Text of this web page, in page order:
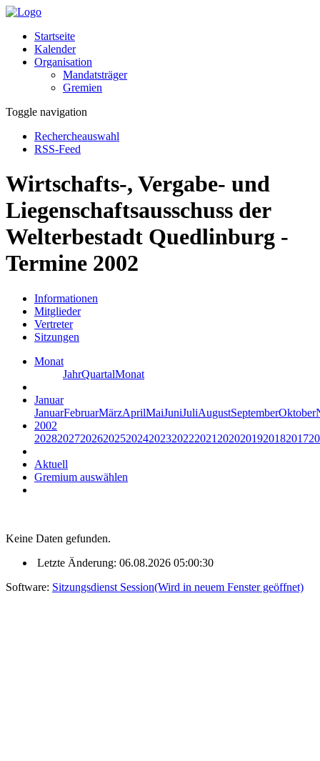
Startseite
Kalender
Organisation
Mandatsträger
Gremien
Toggle navigation
Rechercheauswahl
RSS-Feed
Wirtschafts-, Vergabe- und
Liegenschaftsausschuss der
Welterbestadt Quedlinburg -
Termine 2002
Informationen
Mitglieder
Vertreter
Sitzungen
Monat
JahrQuartalMonat
Januar
JanuarFebruarMärzAprilMaiJuniJuliAugustSeptemberOktober
2002
20282027202620252024202320222021 2020201920182017
Aktuell
Gremium auswählen
Keine Daten gefunden.
Letzte Änderung: 06.08.2026 05:00:30
Software: Sitzungsdienst Session(Wird in neuem Fenster geöffnet)